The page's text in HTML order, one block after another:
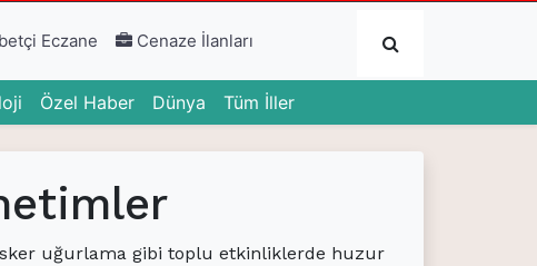
Submit
Eczane Cenaze İlanları
(current)
Özel Haber(current)
Dünya (current)
Tüm İller
uğurlama gibi toplu etkinliklerde huzur